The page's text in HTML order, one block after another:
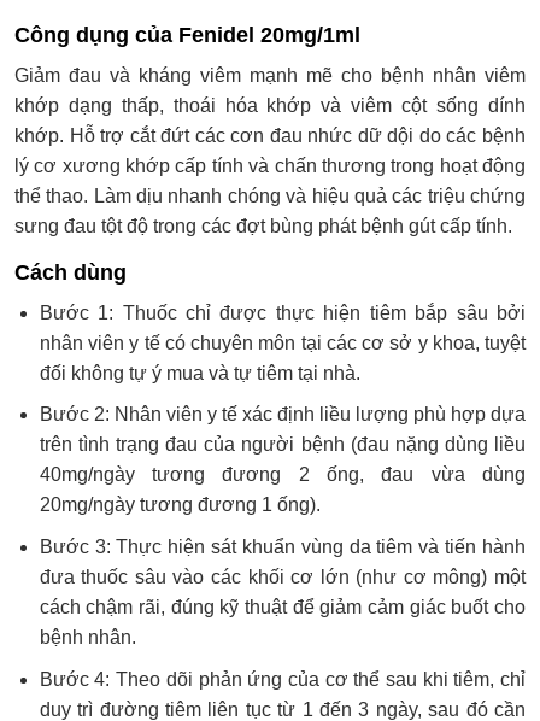
Công dụng của Fenidel 20mg/1ml
Giảm đau và kháng viêm mạnh mẽ cho bệnh nhân viêm
khớp dạng thấp, thoái hóa khớp và viêm cột sống dính
khớp. Hỗ trợ cắt đứt các cơn đau nhức dữ dội do các bệnh
lý cơ xương khớp cấp tính và chấn thương trong hoạt động
thể thao. Làm dịu nhanh chóng và hiệu quả các triệu chứng
sưng đau tột độ trong các đợt bùng phát bệnh gút cấp tính.
Cách dùng
Bước 1: Thuốc chỉ được thực hiện tiêm bắp sâu bởi
nhân viên y tế có chuyên môn tại các cơ sở y khoa, tuyệt
đối không tự ý mua và tự tiêm tại nhà.
Bước 2: Nhân viên y tế xác định liều lượng phù hợp dựa
trên tình trạng đau của người bệnh (đau nặng dùng liều
40mg/ngày tương đương 2 ống, đau vừa dùng
20mg/ngày tương đương 1 ống).
Bước 3: Thực hiện sát khuẩn vùng da tiêm và tiến hành
đưa thuốc sâu vào các khối cơ lớn (như cơ mông) một
cách chậm rãi, đúng kỹ thuật để giảm cảm giác buốt cho
bệnh nhân.
Bước 4: Theo dõi phản ứng của cơ thể sau khi tiêm, chỉ
duy trì đường tiêm liên tục từ 1 đến 3 ngày, sau đó cần